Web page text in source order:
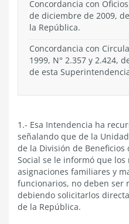
Concordancia con
de diciembre de 2009,
la República.
Concordancia con
1999, N° 2.357 y 2.424,
de esta
1.- Esa Intendencia ha
señalando que de la
de la División de
Social se le informó que
asignaciones familiares y
funcionarios, no deben ser
debiendo solicitarlos
de la República.